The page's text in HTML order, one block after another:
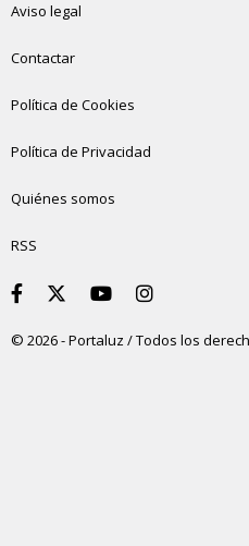
Aviso legal
Contactar
Política de Cookies
Política de Privacidad
Quiénes somos
RSS
© 2026 - Portaluz / Todos los